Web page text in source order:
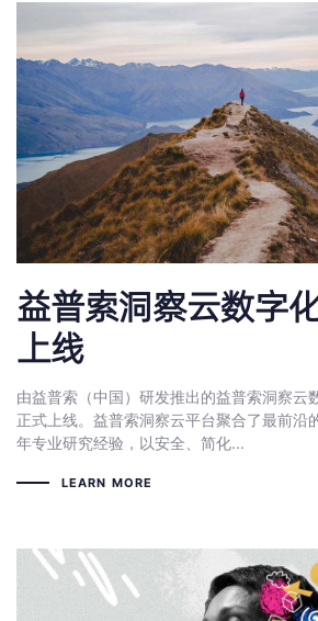
益普索洞察云数字
上线
由益普索（中国）研发推出的益普索洞察云
正式上线。益普索洞察云平台聚合了最前沿
年专业研究经验，以安全、简化...
LEARN MORE